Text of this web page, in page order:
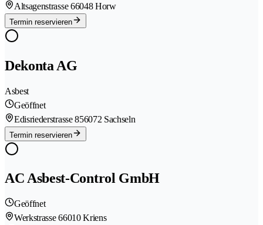
Altsagenstrasse 66048 Horw
Termin reservieren
Dekonta AG
Asbest
Geöffnet
Edisriederstrasse 856072 Sachseln
Termin reservieren
AC Asbest-Control GmbH
Geöffnet
Werkstrasse 66010 Kriens